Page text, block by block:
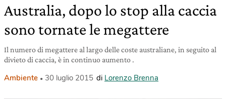
Australia, dopo lo stop alla caccia
sono tornate le megattere
Il numero di megattere al largo delle coste australiane, in seguito al
divieto di caccia, è in continuo aumento .
Ambiente 30 luglio 2015 di Lorenzo Brenna